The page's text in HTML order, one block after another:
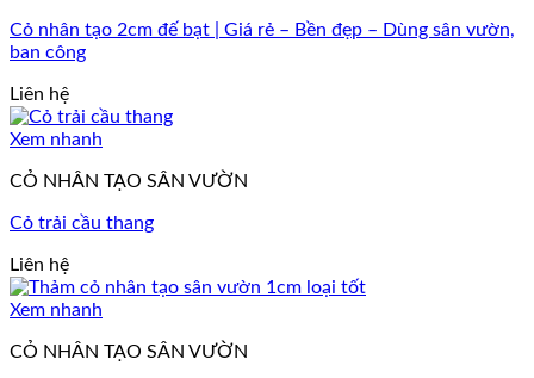
Cỏ nhân tạo 2cm đế bạt | Giá rẻ – Bền đẹp – Dùng sân vườn,
ban công
Liên hệ
Xem nhanh
CỎ NHÂN TẠO SÂN VƯỜN
Cỏ trải cầu thang
Liên hệ
Xem nhanh
CỎ NHÂN TẠO SÂN VƯỜN